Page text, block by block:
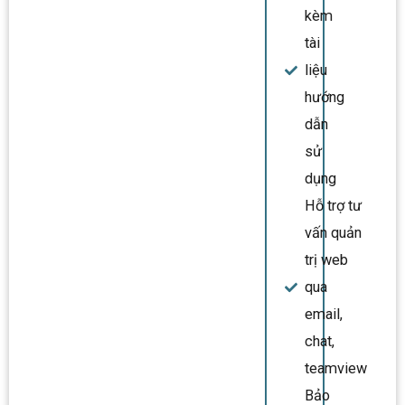
kèm
tài
liệu
hướng
dẫn
sử
dụng
Hỗ trợ tư
vấn quản
trị web
qua
email,
chat,
teamview
Bảo